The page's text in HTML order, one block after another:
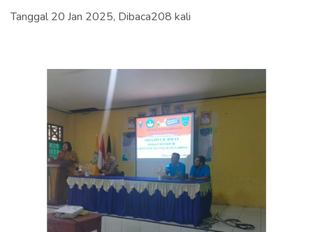
Tanggal 20 Jan 2025, Dibaca208 kali